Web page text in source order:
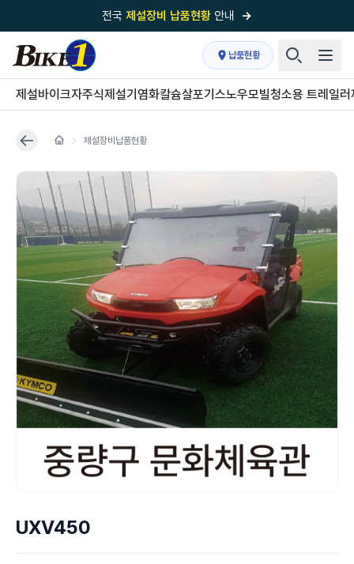
전국 제설장비 납품현황 안내 →
국내 1위 제설장비 제작 전문업체 (주)바이크원
제설 현장의 정답!다목적 차량의 표준!
전국제설장비 납품현황안내→
'국내 유일'의
전국이 선택한제설·다목적 장비 전문기업
납품현황
제설바이크자주식제설기 염화칼슘살포기 스노우모빌청소용 트레일러
제설장비납품현황
UXV450